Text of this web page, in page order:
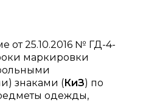
25.10.2016 № ГД-4-
маркировки
знаками (КиЗ) по
одежды,